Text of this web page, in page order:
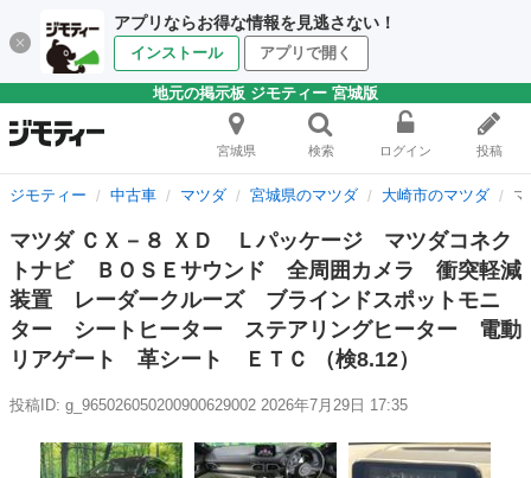
アプリならお得な情報を見逃さない！
インストール アプリで開く
地元の掲示板 ジモティー 宮城版
宮城県 検索 ログイン 投稿
ジモティー 中古車 マツダ 宮城県のマツダ 大崎市のマツダ
マツダ ＣＸ－８ ＸＤ Ｌパッケージ マツダコネク
トナビ ＢＯＳＥサウンド 全周囲カメラ 衝突軽減
装置 レーダークルーズ ブラインドスポットモニ
ター シートヒーター ステアリングヒーター 電動
リアゲート 革シート ＥＴＣ （検8.12）
投稿ID: g_965026050200900629002 2026年7月29日 17:35